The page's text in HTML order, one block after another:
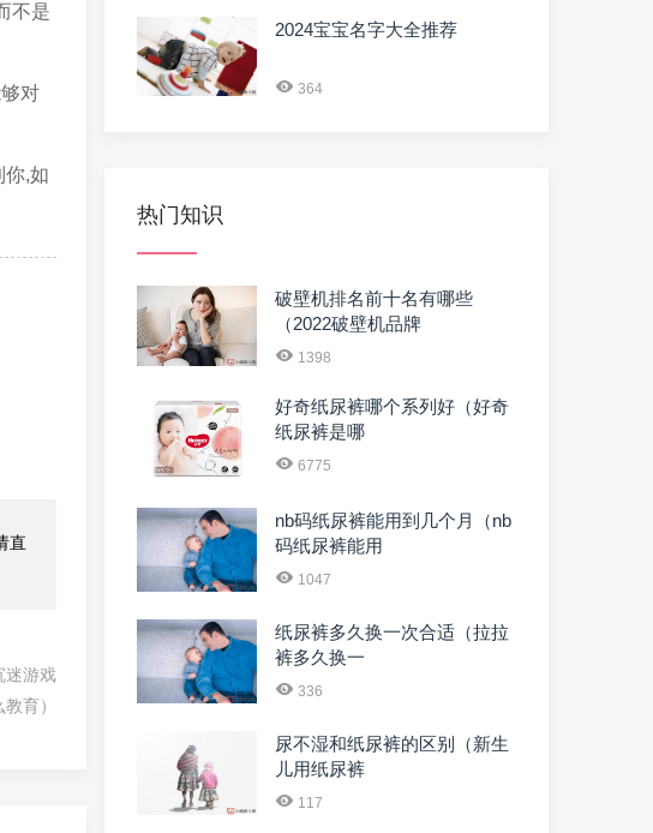
不是
对
你,如
直
迷游戏
育）
2024宝宝名字大全推荐
364
热门知识
破壁机排名前十名有哪些
（2022破壁机品牌
1398
好奇纸尿裤哪个系列好（好奇
纸尿裤是哪
6775
nb码纸尿裤能用到几个月（nb
码纸尿裤能用
1047
纸尿裤多久换一次合适（拉拉
裤多久换一
336
尿不湿和纸尿裤的区别（新生
儿用纸尿裤
117